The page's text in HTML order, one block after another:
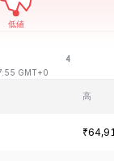
GMT+0
高